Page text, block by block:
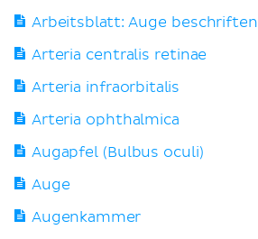
Arbeitsblatt: Auge beschriften
Arteria centralis retinae
Arteria infraorbitalis
Arteria ophthalmica
Augapfel (Bulbus oculi)
Auge
Augenkammer